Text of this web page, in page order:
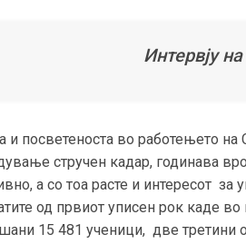
Интервју
и посветеноста во работењето
стручен кадар, годинава
, а со тоа расте и интересот за
од првиот уписен рок каде
15 481 ученици, две третини